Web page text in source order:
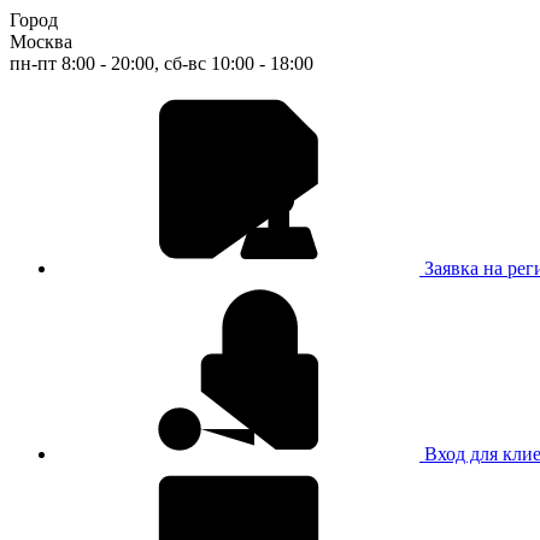
Город
Москва
пн-пт 8:00 - 20:00, сб-вс 10:00 - 18:00
Заявка на
Вход для